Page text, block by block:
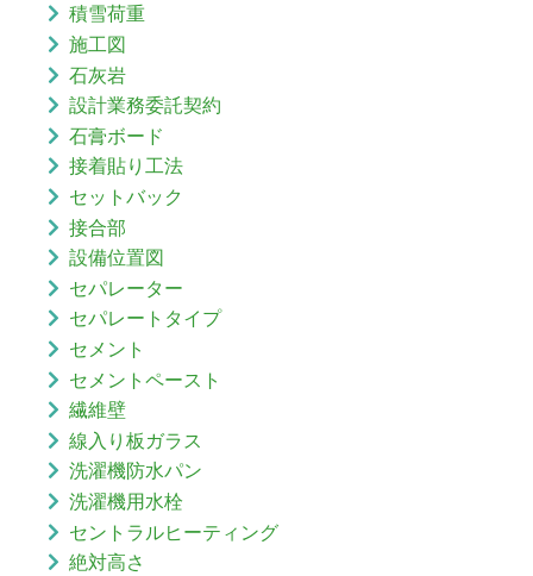
積雪荷重
施工図
石灰岩
設計業務委託契約
石膏ボード
接着貼り工法
セットバック
接合部
設備位置図
セパレーター
セパレートタイプ
セメント
セメントペースト
繊維壁
線入り板ガラス
洗濯機防水パン
洗濯機用水栓
セントラルヒーティング
絶対高さ